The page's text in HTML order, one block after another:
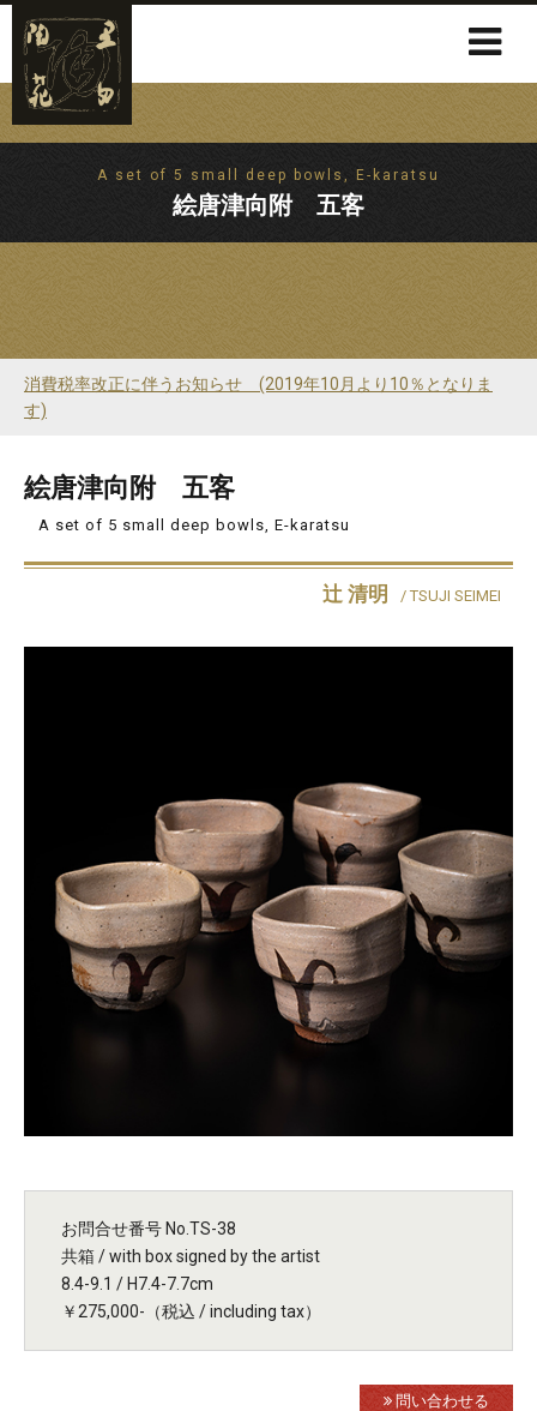
A set of 5 small deep bowls, E-karatsu
絵唐津向附 五客
消費税率改正に伴うお知らせ (2019年10月より10％となりま
す)
絵唐津向附 五客
A set of 5 small deep bowls, E-karatsu
辻 清明 / TSUJI SEIMEI
お問合せ番号 No.TS-38
共箱 / with box signed by the artist
8.4-9.1 / H7.4-7.7cm
￥275,000-（税込 / including tax）
問い合わせる